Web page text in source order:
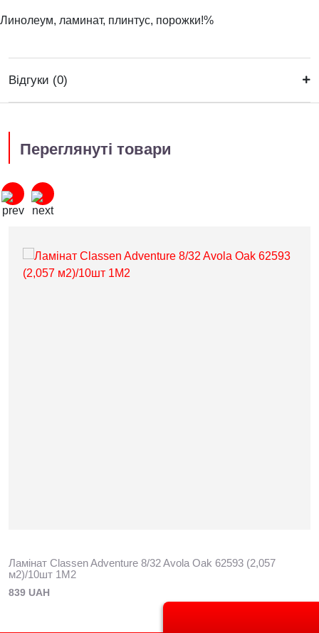
Линолеум, ламинат, плинтус, порожки!%
Відгуки (0)
Переглянуті товари
Ламінат Classen Adventure 8/32 Avola Oak 62593 (2,057
м2)/10шт 1M2
839 UAH